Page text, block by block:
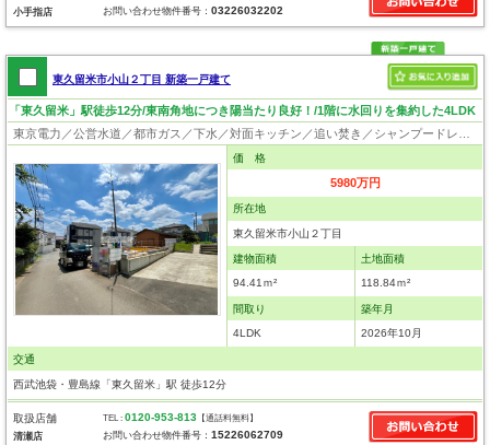
小手指店 お問い合わせ物件番号：03226032202
東久留米市小山２丁目 新築一戸建て
「東久留米」駅徒歩12分/東南角地につき陽当たり良好！/1階に水回りを集約した4LDK
価 格
5980万円
所在地
東久留米市小山２丁目
建物面積
94.41ｍ²
土地面積
118.84ｍ²
間取り
4LDK
築年月
2026年10月
交通
西武池袋・豊島線「東久留米」駅 徒歩12分
取扱店舗
清瀬店
TEL :0120-953-813 【通話料無料】
お問い合わせ物件番号：15226062709